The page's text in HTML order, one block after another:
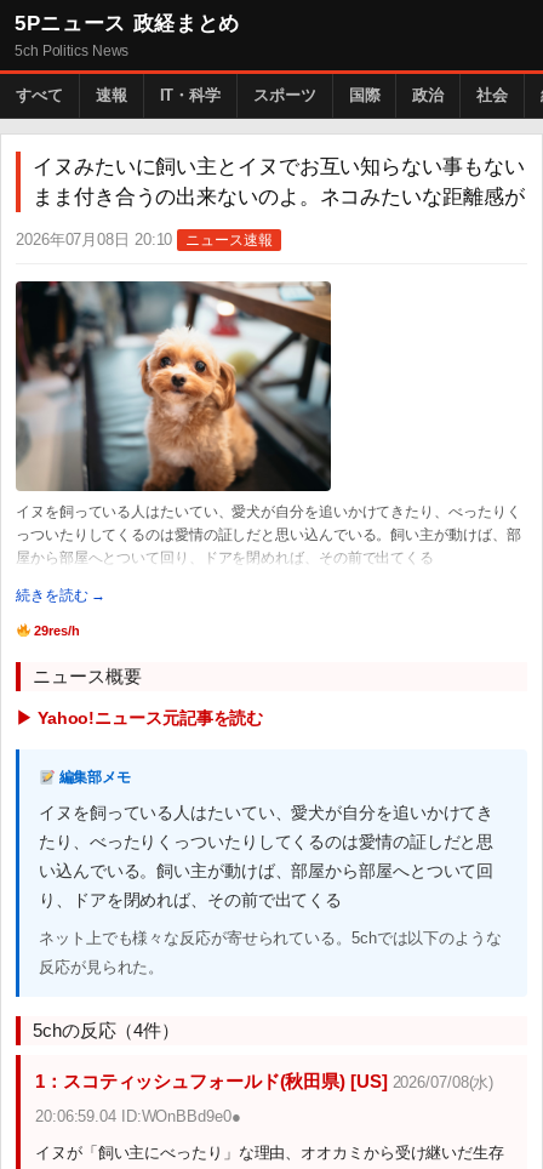
5Pニュース 政経まとめ
5ch Politics News
すべて 速報 IT・科学 スポーツ 国際 政治 社会
イヌみたいに飼い主とイヌでお互い知らない事もない
まま付き合うの出来ないのよ。ネコみたいな距離感が
2026年07月08日 20:10 ニュース速報
イヌを飼っている人はたいてい、愛犬が自分を追いかけてきたり、べったりく
っついたりしてくるのは愛情の証しだと思い込んでいる。飼い主が動けば、部
屋から部屋へとついて回り、ドアを閉めれば、その前で出てくる
続きを読む →
29res/h
ニュース概要
▶ Yahoo!ニュース元記事を読む
編集部メモ
イヌを飼っている人はたいてい、愛犬が自分を追いかけてき
たり、べったりくっついたりしてくるのは愛情の証しだと思
い込んでいる。飼い主が動けば、部屋から部屋へとついて回
り、ドアを閉めれば、その前で出てくる
ネット上でも様々な反応が寄せられている。5chでは以下のような
反応が見られた。
5chの反応（4件）
1：スコティッシュフォールド(秋田県) [US] 2026/07/08(水)
20:06:59.04 ID:WOnBBd9e0●
イヌが「飼い主にべったり」な理由、オオカミから受け継いだ生存